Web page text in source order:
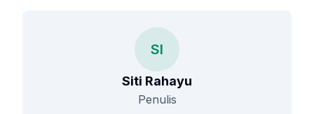
SI
Siti Rahayu
Penulis